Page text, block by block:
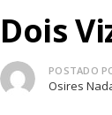
Dois
Autor
POSTADO
Osires